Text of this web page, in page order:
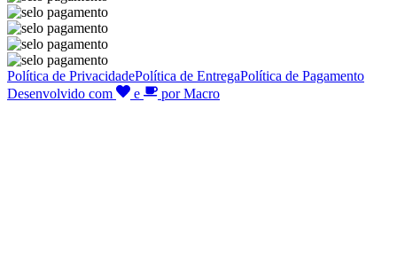
Política de PrivacidadePolítica de EntregaPolítica de Pagamento
Desenvolvido com
e por Macro